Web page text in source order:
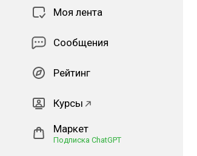
Моя лента
Сообщения
Рейтинг
Курсы
Маркет
Подписка ChatGPT